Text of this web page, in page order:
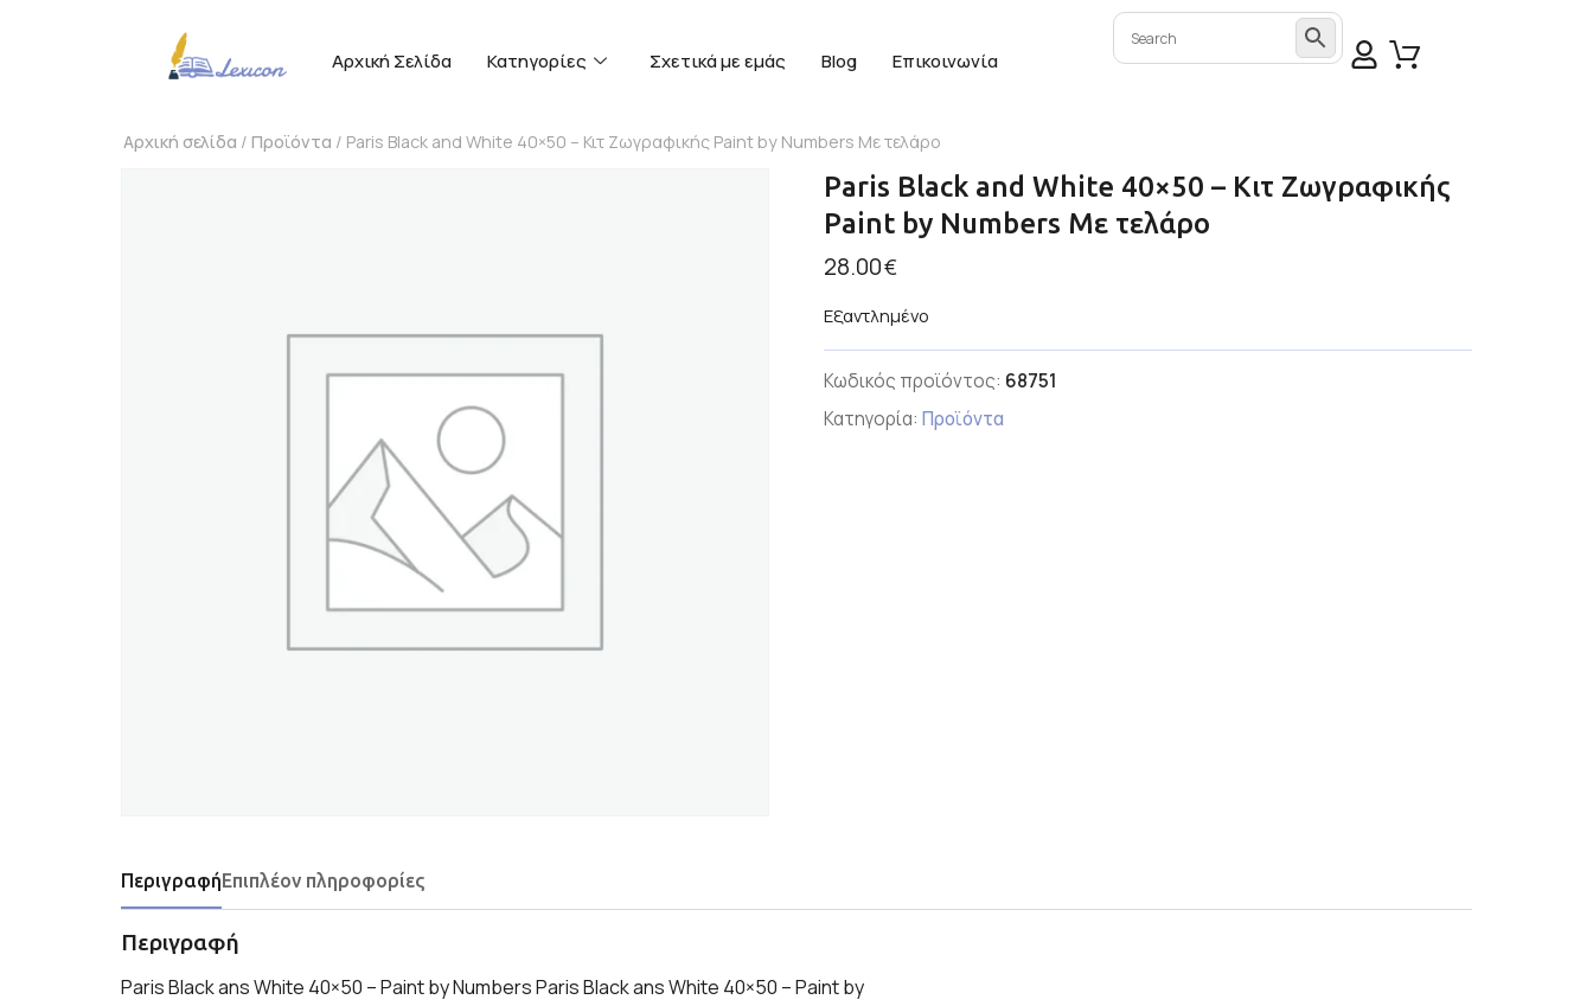
Αρχική Σελίδα Κατηγορίες Σχετικά με εμάς Blog Επικοινωνία
Αρχική σελίδα / Προϊόντα / Paris Black and White 40×50 – Κιτ Ζωγραφικής Paint by Numbers Με τελάρο
Paris Black and White 40×50 – Κιτ Ζωγραφικής
Paint by Numbers Με τελάρο
28.00€
Εξαντλημένο
Κωδικός προϊόντος: 68751
Κατηγορία: Προϊόντα
ΠεριγραφήΕπιπλέον πληροφορίες
Περιγραφή
Paris Black ans White 40×50 – Paint by Numbers Paris Black ans White 40×50 – Paint by